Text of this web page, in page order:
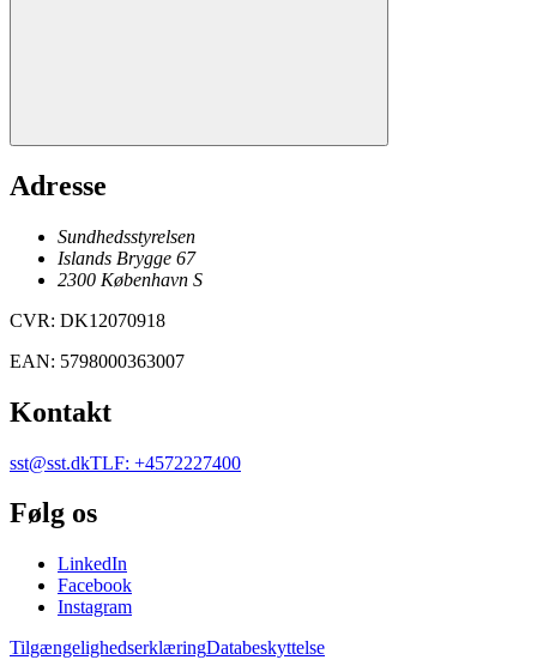
Adresse
Sundhedsstyrelsen
Islands Brygge 67
2300 København S
CVR: DK12070918
EAN: 5798000363007
Kontakt
sst@sst.dkTLF: +4572227400
Følg os
LinkedIn
Facebook
Instagram
TilgængelighedserklæringDatabeskyttelse